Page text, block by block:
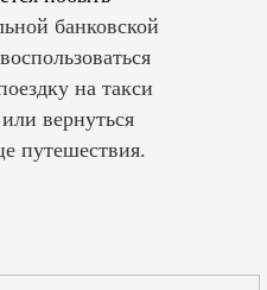
банковской
на такси
вернуться
путешествия.